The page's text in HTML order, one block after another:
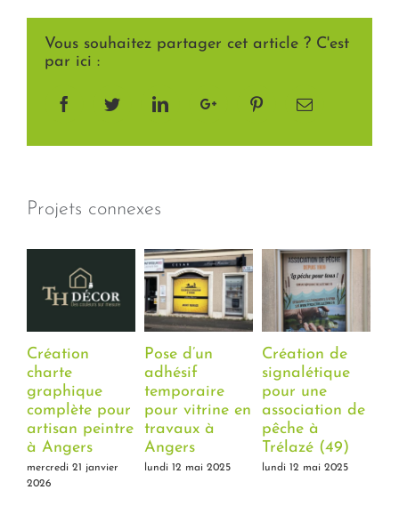
Vous souhaitez partager cet article ? C'est
par ici :
FacebookTwitterLinkedInGoogle+ PinterestEmail
Projets connexes
Création
charte
graphique
complète pour
artisan peintre
à Angers
mercredi 21 janvier
2026
Pose d’un
adhésif
temporaire
pour vitrine en
travaux à
Angers
lundi 12 mai 2025
Création de
signalétique
pour une
association de
pêche à
Trélazé (49)
lundi 12 mai 2025